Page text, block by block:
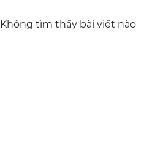
Không tìm thấy bài viết nào